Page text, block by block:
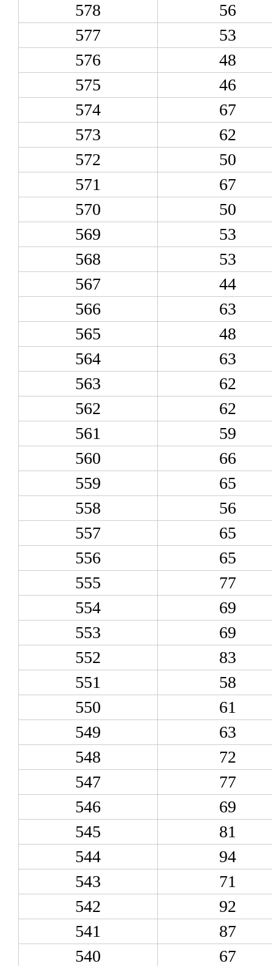
578
56
577
53
576
48
575
46
574
67
573
62
572
50
571
67
570
50
569
53
568
53
567
44
566
63
565
48
564
63
563
62
562
62
561
59
560
66
559
65
558
56
557
65
556
65
555
77
554
69
553
69
552
83
551
58
550
61
549
63
548
72
547
77
546
69
545
81
544
94
543
71
542
92
541
87
540
67